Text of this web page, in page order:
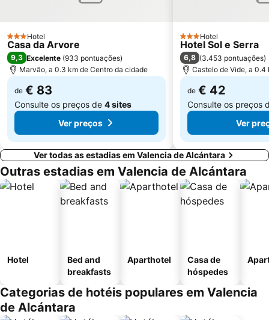
3 Estrelas
Hotel
Casa da Arvore
9,3 Excelente (933 pontuações)
Marvão, a 0.3 km de Centro da cidade
de € 83
Consulte os preços de 4 sites
Ver preços
3 Estrelas
Hotel
Hotel Sol e Serra
6,8 (3.453 pontuações)
Castelo de Vide, a 0.4
de € 42
Consulte os preços
Ver
Ver todas as estadias em Valencia de Alcántara
Outras estadias em Valencia de Alcántara
Hotel
Bed and
breakfasts
Aparthotel
Casa de
hóspedes
Categorias de hotéis populares em Valencia
de Alcántara